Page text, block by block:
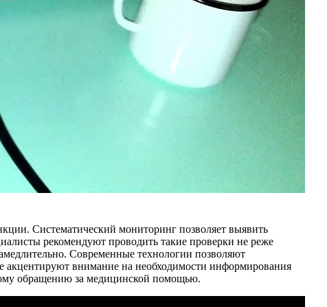
Систематический мониторинг позволяет выявить
рекомендуют проводить такие проверки не реже
Современные технологии позволяют
акцентируют внимание на необходимости информирования
обращению за медицинской помощью.